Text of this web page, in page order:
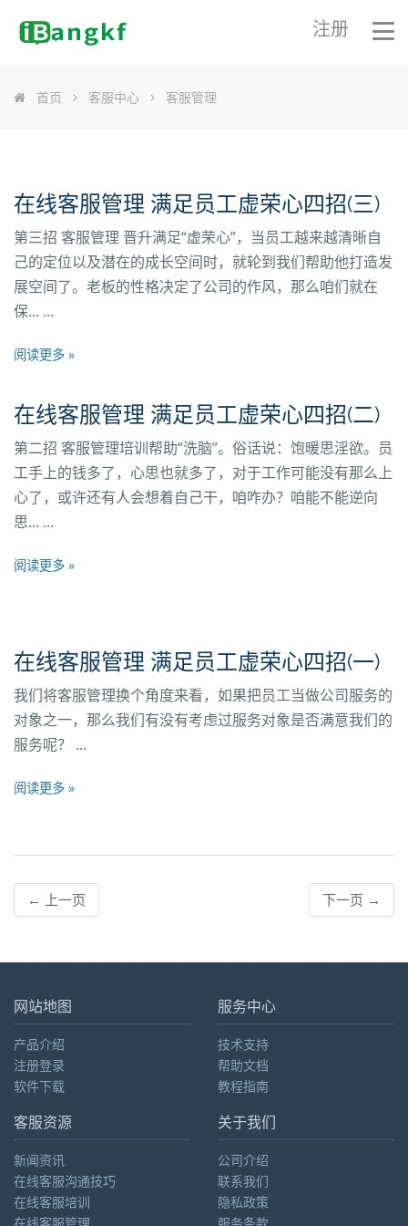
注册
首页 客服中心 客服管理
在线客服管理 满足员工虚荣心四招(三)
第三招 客服管理 晋升满足“虚荣心”，当员工越来越清晰自
己的定位以及潜在的成长空间时，就轮到我们帮助他打造发
展空间了。老板的性格决定了公司的作风，那么咱们就在
保... ...
阅读更多 »
在线客服管理 满足员工虚荣心四招(二)
第二招 客服管理培训帮助“洗脑”。俗话说：饱暖思淫欲。员
工手上的钱多了，心思也就多了，对于工作可能没有那么上
心了，或许还有人会想着自己干，咱咋办？咱能不能逆向
思... ...
阅读更多 »
在线客服管理 满足员工虚荣心四招(一)
我们将客服管理换个角度来看，如果把员工当做公司服务的
对象之一，那么我们有没有考虑过服务对象是否满意我们的
服务呢？ ...
阅读更多 »
← 上一页 下一页 →
网站地图
产品介绍
注册登录
软件下载
服务中心
技术支持
帮助文档
教程指南
客服资源
新闻资讯
在线客服沟通技巧
在线客服培训
关于我们
公司介绍
联系我们
隐私政策